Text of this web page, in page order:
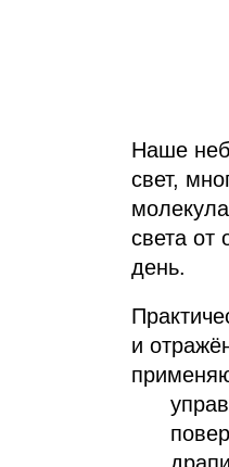
Наше
свет,
света от
день.
и